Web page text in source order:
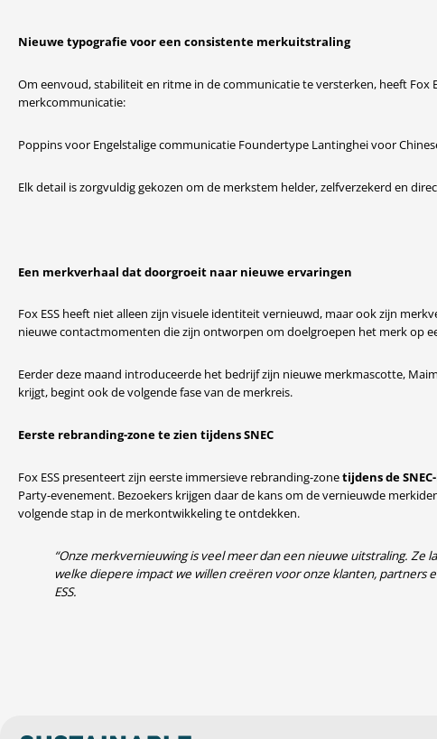
Nieuwe typografie voor een consistente merkuitstraling
Om eenvoud, stabiliteit en ritme in de communicatie te versterken, heeft Fox
merkcommunicatie:
Poppins voor Engelstalige communicatie Foundertype Lantinghei voor
Elk detail is zorgvuldig gekozen om de merkstem helder, zelfverzekerd en
Een merkverhaal dat doorgroeit naar nieuwe ervaringen
Fox ESS heeft niet alleen zijn visuele identiteit vernieuwd, maar ook zijn
nieuwe contactmomenten die zijn ontworpen om doelgroepen het merk op
Eerder deze maand introduceerde het bedrijf zijn nieuwe merkmascotte,
krijgt, begint ook de volgende fase van de merkreis.
Eerste rebranding-zone te zien tijdens SNEC
Fox ESS presenteert zijn eerste immersieve rebranding-zonetijdens de
Party-evenement. Bezoekers krijgen daar de kans om de vernieuwde
volgende stap in de merkontwikkeling te ontdekken.
“Onze merkvernieuwing is veel meer dan een nieuwe uitstraling. Ze
welke diepere impact we willen creëren voor onze klanten, partners
ESS.